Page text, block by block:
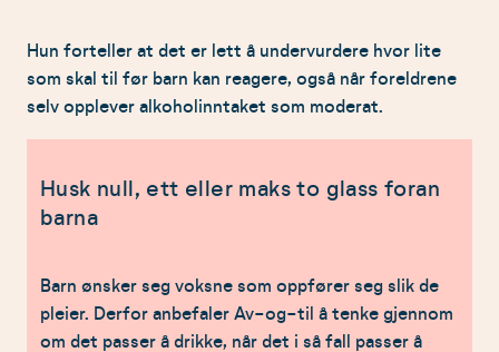
Hun forteller at det er lett å undervurdere hvor lite
som skal til før barn kan reagere, også når foreldrene
selv opplever alkoholinntaket som moderat.
Husk null, ett eller maks to glass foran
barna
Barn ønsker seg voksne som oppfører seg slik de
pleier. Derfor anbefaler Av-og-til å tenke gjennom
om det passer å drikke, når det i så fall passer å